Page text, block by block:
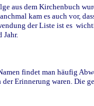
aus dem Kirchenbuch
kam es auch vor,
der Liste ist es
Jahr.
findet man häufig
Erinnerung waren. Die